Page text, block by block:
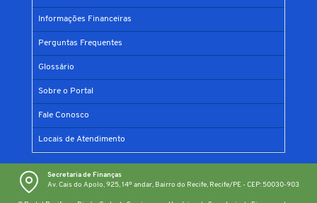
Informações Financeiras
Perguntas Frequentes
Glossário
Sobre o Portal
Fale Conosco
Locais de Atendimento
Secretaria de Finanças
Av. Cais do Apolo, 925, 14º andar, Bairro do Recife, Recife/PE - CEP: 50030-903